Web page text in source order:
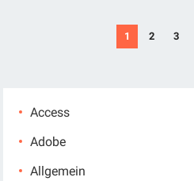
1 2 3
Access
Adobe
Allgemein